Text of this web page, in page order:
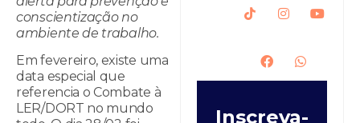
conscientização no
ambiente de trabalho.
Em fevereiro, existe uma
data especial que
referencia o Combate à
LER/DORT no mundo
Inscreva-